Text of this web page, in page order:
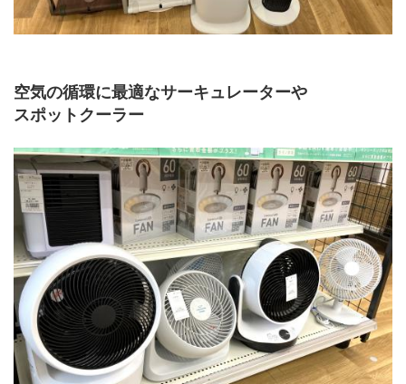
空気の循環に最適なサーキュレーターや
スポットクーラー